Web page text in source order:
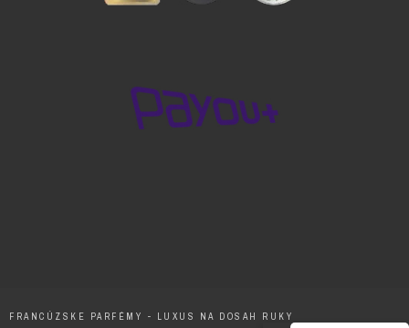
FRANCÚZSKE PARFÉMY - LUXUS NA DOSAH RUKY